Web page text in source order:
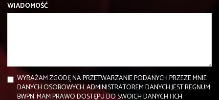
WIADOMOŚĆ
WYRAŻAM ZGODĘ NA PRZETWARZANIE PODANYCH PRZEZE MNIE
DANYCH OSOBOWYCH. ADMINISTRATOREM DANYCH JEST REGNUM
BWPN. MAM PRAWO DOSTĘPU DO SWOICH DANYCH I ICH